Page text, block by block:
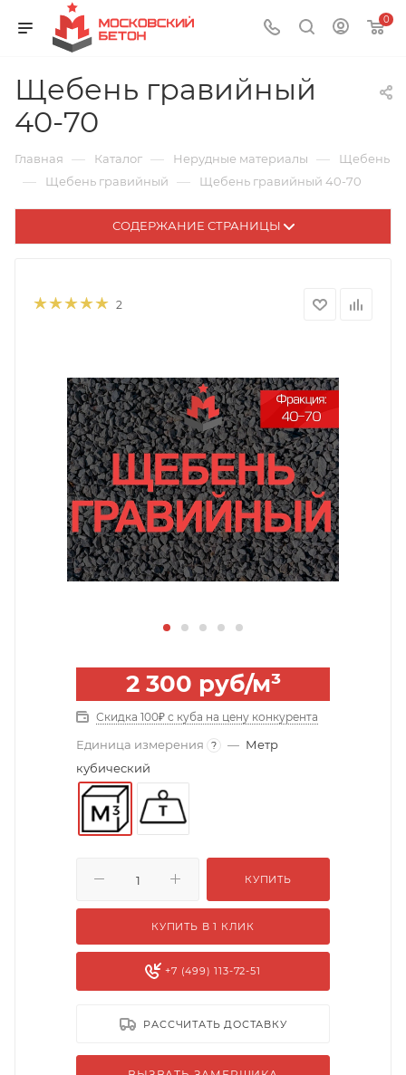
0
Щебень гравийный
40-70
Главная — Каталог — Нерудные материалы — Щебень
— Щебень гравийный — Щебень гравийный 40-70
СОДЕРЖАНИЕ СТРАНИЦЫ
2
2 300 руб/м³
Скидка 100₽ с куба на цену конкурента
Единица измерения ? — Метр
кубический
КУПИТЬ
КУПИТЬ В 1 КЛИК
+7 (499) 113-72-51
РАССЧИТАТЬ ДОСТАВКУ